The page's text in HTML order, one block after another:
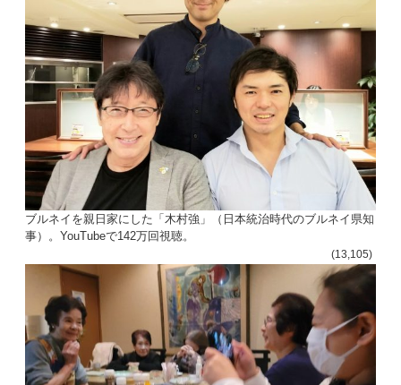
ブルネイを親日家にした「木村強」（日本統治時代のブルネイ県知
事）。YouTubeで142万回視聴。
(13,105)